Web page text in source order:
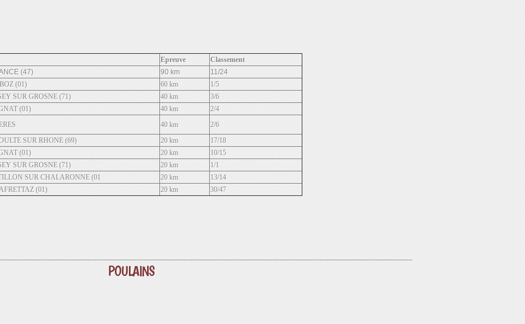
Epreuve
Classement
(47)
90 km
11/24
(01)
60 km
1/5
SUR GROSNE (71)
40 km
3/6
(01)
40 km
2/4
40 km
2/6
SUR RHONE (69)
20 km
17/18
(01)
20 km
10/15
SUR GROSNE (71)
20 km
1/1
SUR CHALARONNE (01
20 km
13/14
(01)
20 km 30/47
POULAINS